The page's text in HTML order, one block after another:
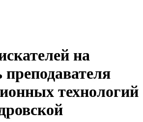
на
технологий